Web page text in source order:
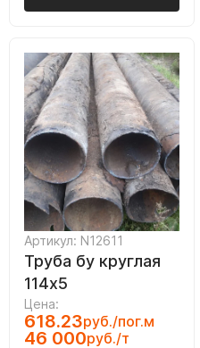
Артикул: N12611
Труба бу круглая
114х5
Цена:
618.23руб./пог.м
46 000руб./т